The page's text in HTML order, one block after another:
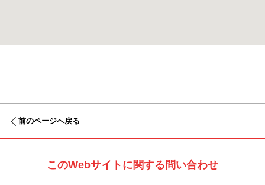
前のページへ戻る
このWebサイトに関する問い合わせ